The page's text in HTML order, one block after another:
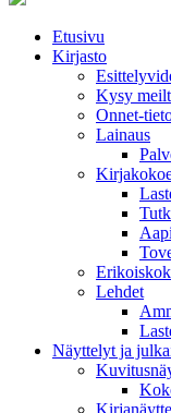
Etusivu
Kirjasto
Kysy
Onnet-
Lainaus
Lehdet
Näyttelyt ja